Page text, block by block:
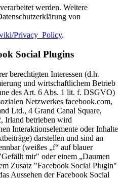
werden. Weitere
von
Privacy_Policy.
Social Plugins
berechtigten Interessen (d.h.
und wirtschaftlichem Betrieb
des Art. 6 Abs. 1 lit. f. DSGVO)
Netzwerkes facebook.com,
Ltd., 4 Grand Canal Square,
Irland betrieben wird
Interaktionselemente oder Inhalte
darstellen und sind an
(weißes „f“ auf blauer
mir" oder einem „Daumen
Zusatz "Facebook Social Plugin"
Aussehen der Facebook Social